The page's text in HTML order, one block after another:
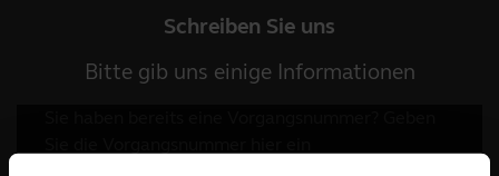
Schreiben Sie uns
Bitte gib uns einige Informationen